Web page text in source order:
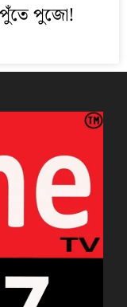
পুঁতে পুজো!